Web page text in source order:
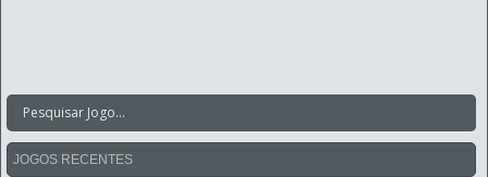
JOGOS RECENTES